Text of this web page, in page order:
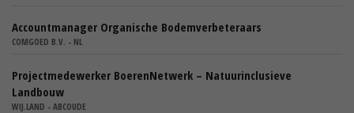
Accountmanager Organische Bodemverbeteraars
COMGOED B.V. - NL
Projectmedewerker BoerenNetwerk – Natuurinclusieve
Landbouw
WIJ.LAND - ABCOUDE